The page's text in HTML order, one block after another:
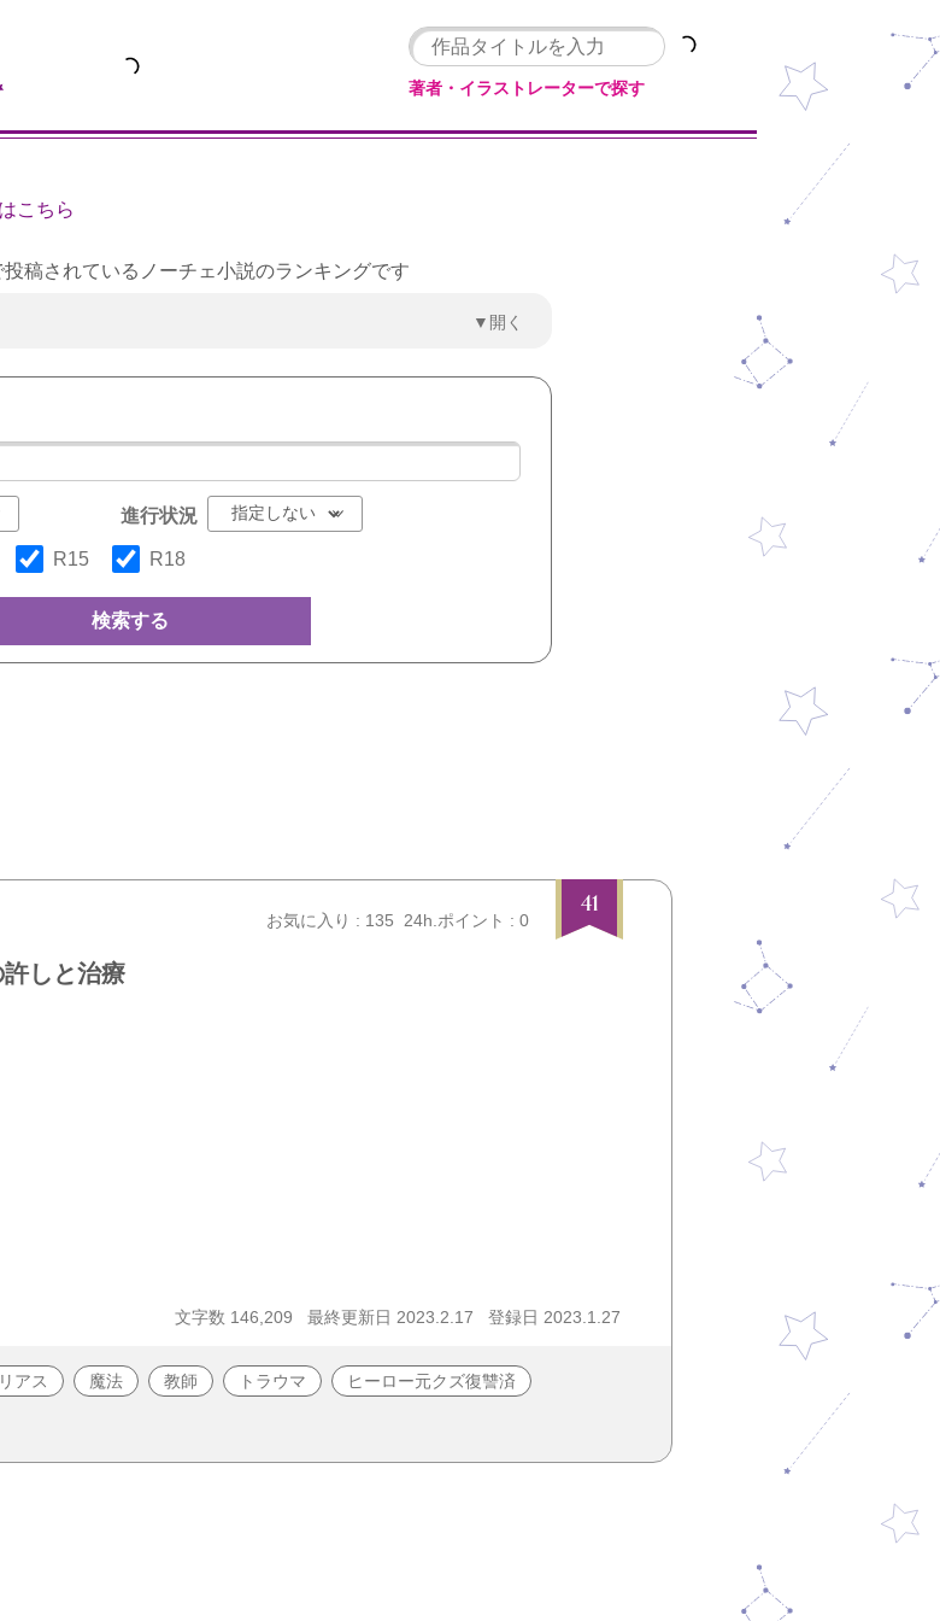
著者・イラストレーターで探す
こちら
投稿されているノーチェ小説のランキングです
▼開く
進行状況
R15 R18
検索する
41
お気に入り : 135 24h.ポイント : 0
許しと治療
文字数 146,209 最終更新日 2023.2.17 登録日 2023.1.27
アス 魔法 教師 トラウマ ヒーロー元クズ復讐済